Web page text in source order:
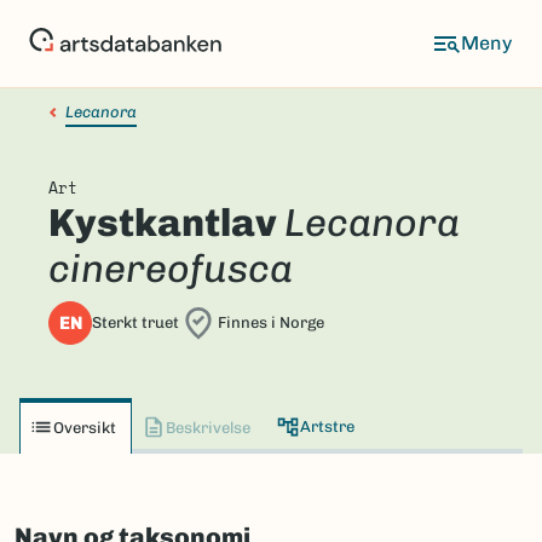
Lecanora
Art
KystkantlavLecanora
cinereofusca
EN Sterkt truet Finnes i Norge
Oversikt Beskrivelse Artstre